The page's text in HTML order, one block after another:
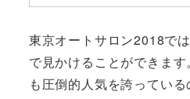
東京オートサロン2018で
で見かけることができま
も圧倒的人気を誇っている